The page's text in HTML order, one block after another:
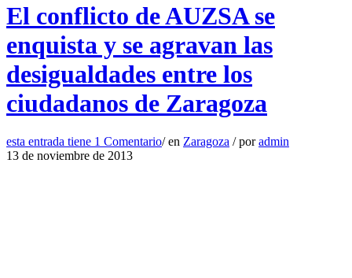
El conflicto de AUZSA se
enquista y se agravan las
desigualdades entre los
ciudadanos de Zaragoza
esta entrada tiene 1 Comentario/ en Zaragoza / poradmin
13 de noviembre de 2013